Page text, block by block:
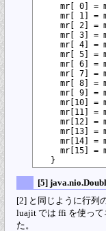
mr[ 0] =
mr[ 1] =
mr[ 2] =
mr[ 3] =
mr[ 4] =
mr[ 5] =
mr[ 6] =
mr[ 7] =
mr[ 8] =
mr[ 9] =
mr[10] =
mr[11] =
mr[12] =
mr[13] =
mr[14] =
mr[15] =
[5]
[2] と同じように行列
luajit では ffi を使って
た。